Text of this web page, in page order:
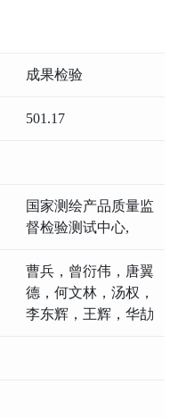
成果检验
501.17
国家测绘产品质量监
督检验测试中心,
曹兵，曾衍伟，唐翼
德，何文林，汤权，
李东辉，王辉，华劼